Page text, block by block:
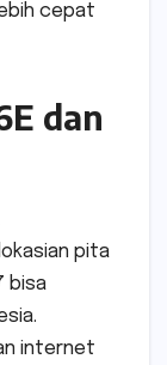
cepat
dan
pita
bisa
internet